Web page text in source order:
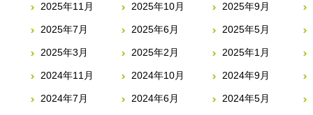
2025年11月 2025年10月 2025年9月
2025年7月 2025年6月 2025年5月
2025年3月 2025年2月 2025年1月
2024年11月 2024年10月 2024年9月
2024年7月 2024年6月 2024年5月